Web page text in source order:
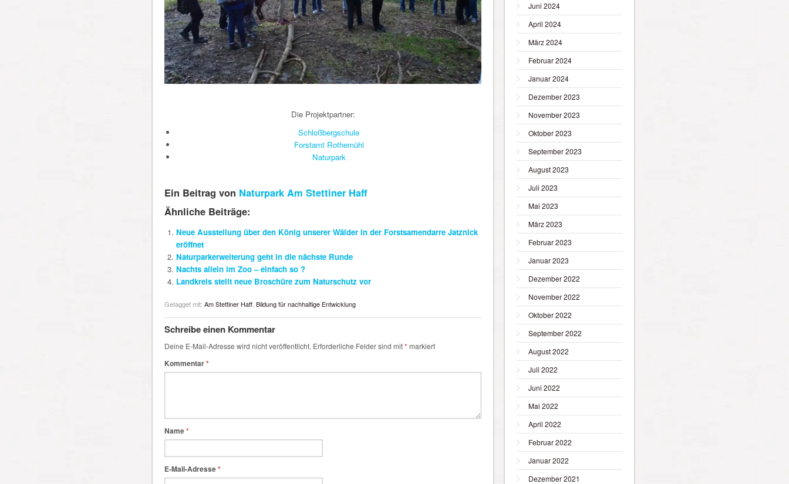
Die Projektpartner:
Schloßbergschule
Forstamt Rothemühl
Naturpark
Ein Beitrag von Naturpark Am Stettiner Haff
Ähnliche Beiträge:
Neue Ausstellung über den König unserer Wälder in der Forstsamendarre Jatznick
eröffnet
Naturparkerweiterung geht in die nächste Runde
Nachts allein im Zoo – einfach so ?
Landkreis stellt neue Broschüre zum Naturschutz vor
Getagget mit: Am Stettiner Haff Bildung für nachhaltige Entwicklung
Schreibe einen Kommentar
Deine E-Mail-Adresse wird nicht veröffentlicht. Erforderliche Felder sind mit* markiert
Kommentar*
Name*
E-Mail-Adresse*
Juni 2024
April 2024
März 2024
Februar 2024
Januar 2024
Dezember 2023
November 2023
Oktober 2023
September 2023
August 2023
Juli 2023
Mai 2023
März 2023
Februar 2023
Januar 2023
Dezember 2022
November 2022
Oktober 2022
September 2022
August 2022
Juli 2022
Juni 2022
Mai 2022
April 2022
Februar 2022
Januar 2022
Dezember 2021